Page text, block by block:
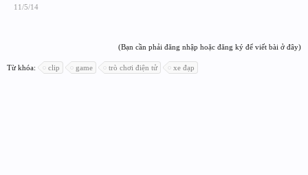
11/5/14
(Bạn cần phải đăng nhập hoặc đăng ký để viết bài ở đây)
Từ khóa: clip game trò chơi điện tử xe đạp